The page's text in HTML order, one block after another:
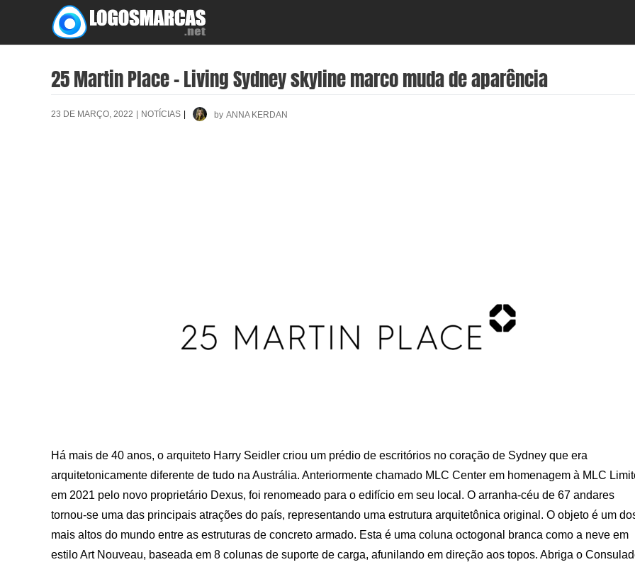
content
25 Martin Place – Living Sydney skyline marco muda de aparência
23 DE MARÇO, 2022 | NOTÍCIAS | by ANNA KERDAN
Há mais de 40 anos, o arquiteto Harry Seidler criou um prédio de escritórios no coração de Sydney que era
arquitetonicamente diferente de tudo na Austrália. Anteriormente chamado MLC Center em homenagem à MLC
em 2021 pelo novo proprietário Dexus, foi renomeado para o edifício em seu local. O arranha-céu de 67 andares
tornou-se uma das principais atrações do país, representando uma estrutura arquitetônica original. O objeto é um
mais altos do mundo entre as estruturas de concreto armado. Esta é uma coluna octogonal branca como a neve em
estilo Art Nouveau, baseada em 8 colunas de suporte de carga, afunilando em direção aos topos. Abriga o